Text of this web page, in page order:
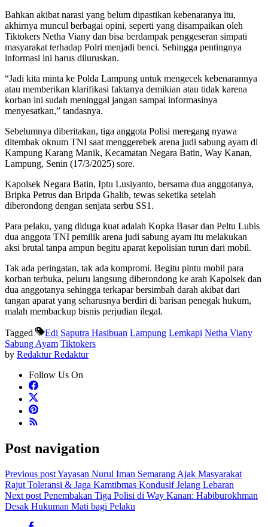
Bahkan akibat narasi yang belum dipastikan kebenaranya itu,
akhirnya muncul berbagai opini, seperti yang disampaikan oleh
Tiktokers Netha Viany dan bisa berdampak penggeseran simpati
masyarakat terhadap Polri menjadi benci. Sehingga pentingnya
informasi ini harus diluruskan.
“Jadi kita minta ke Polda Lampung untuk mengecek kebenarannya
atau memberikan klarifikasi faktanya demikian atau tidak karena
korban ini sudah meninggal jangan sampai informasinya
menyesatkan,” tandasnya.
Sebelumnya diberitakan, tiga anggota Polisi meregang nyawa
ditembak oknum TNI saat menggerebek arena judi sabung ayam di
Kampung Karang Manik, Kecamatan Negara Batin, Way Kanan,
Lampung, Senin (17/3/2025) sore.
Kapolsek Negara Batin, Iptu Lusiyanto, bersama dua anggotanya,
Bripka Petrus dan Bripda Ghalib, tewas seketika setelah
diberondong dengan senjata serbu SS1.
Para pelaku, yang diduga kuat adalah Kopka Basar dan Peltu Lubis
dua anggota TNI pemilik arena judi sabung ayam itu melakukan
aksi brutal tanpa ampun begitu aparat kepolisian turun dari mobil.
Tak ada peringatan, tak ada kompromi. Begitu pintu mobil para
korban terbuka, peluru langsung diberondong ke arah Kapolsek dan
dua anggotanya sehingga terkapar bersimbah darah akibat dari
tangan aparat yang seharusnya berdiri di barisan penegak hukum,
malah membackup bisnis perjudian ilegal.
Tagged Edi Saputra Hasibuan Lampung Lemkapi Netha Viany
Sabung Ayam Tiktokers
by Redaktur Redaktur
Follow Us On
Post navigation
Previous postYayasan Nurul Iman Semarang Ajak Masyarakat
Rajut Toleransi & Jaga Kamtibmas Kondusif Jelang Lebaran
Next post Penembakan Tiga Polisi di Way Kanan: Habiburokhman
Desak Hukuman Mati bagi Pelaku